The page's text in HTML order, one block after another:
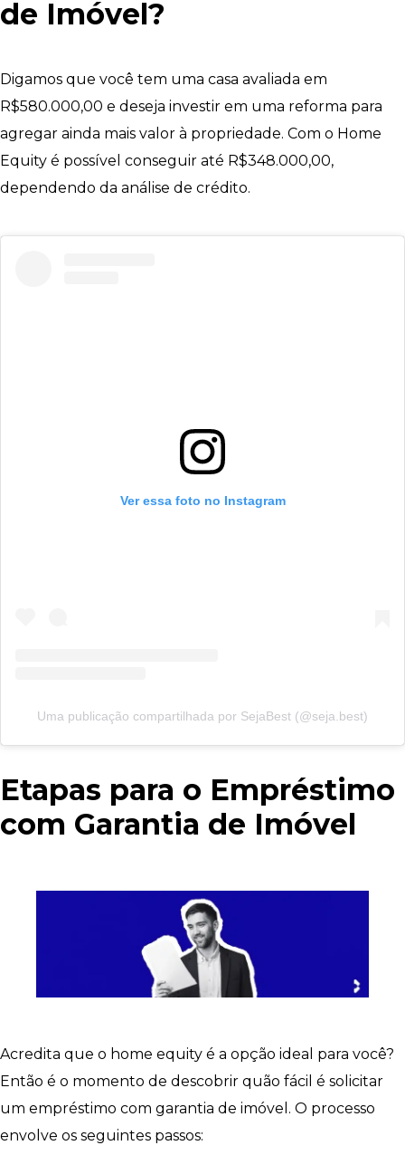
de Imóvel?
Digamos que você tem uma casa avaliada em
R$580.000,00 e deseja investir em uma reforma para
agregar ainda mais valor à propriedade. Com o Home
Equity é possível conseguir até R$348.000,00,
dependendo da análise de crédito.
Ver essa foto no Instagram
Uma publicação compartilhada por SejaBest (@seja.best)
Etapas para o Empréstimo
com Garantia de Imóvel
Acredita que o home equity é a opção ideal para você?
Então é o momento de descobrir quão fácil é solicitar
um empréstimo com garantia de imóvel. O processo
envolve os seguintes passos: